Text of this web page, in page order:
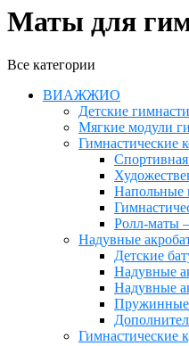
Маты для
Все категории
ВИАЖЖИО
Детские
Мягкие модули
Гимнастические
Напольные
Ролл-маты
Надувные
Детские
Надувные
Надувные
Пружинные
Гимнастические